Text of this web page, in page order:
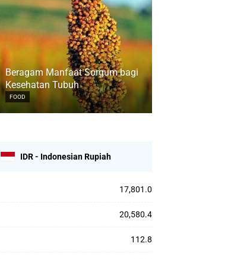
Beragam Manfaat Sorgum bagi
Kesehatan Tubuh
FOOD
IDR - Indonesian Rupiah
17,801.0
20,580.4
112.8